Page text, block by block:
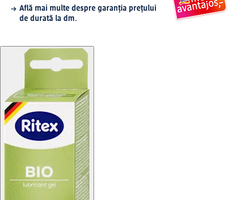
Află mai multe despre garanția prețului
de durată la dm.